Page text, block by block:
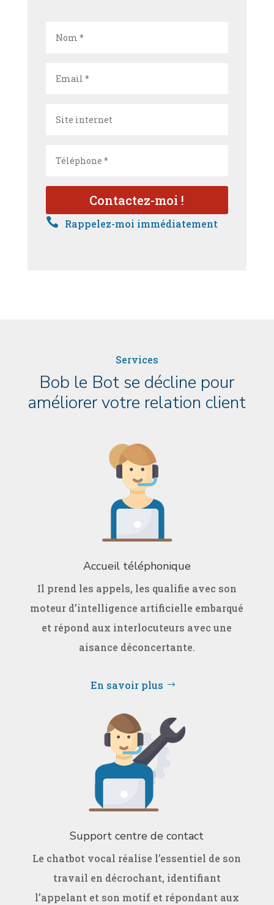
 Rappelez-moi immédiatement
Services
Bob le Bot se décline pour
améliorer votre relation client
Accueil téléphonique
Il prend les appels, les qualifie avec son
moteur d’intelligence artificielle embarqué
et répond aux interlocuteurs avec une
aisance déconcertante.
En savoir plus
Support centre de contact
Le chatbot vocal réalise l’essentiel de son
travail en décrochant, identifiant
l’appelant et son motif et répondant aux